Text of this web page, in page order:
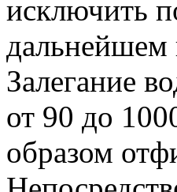
исключить
дальнейшем
Залегание
от 90 до
образом